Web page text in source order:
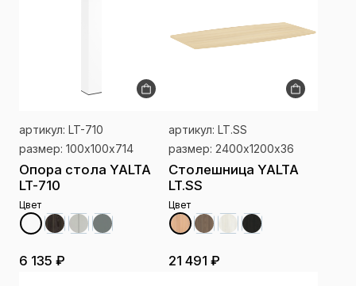
артикул: LT-710
размер: 100х100х714
Опора стола YALTA
LT-710
Цвет
6 135 ₽
артикул: LT.SS
размер: 2400х1200х36
Столешница YALTA
LT.SS
Цвет
21 491 ₽